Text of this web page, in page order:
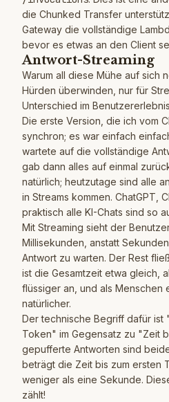
die Chunked Transfer
Gateway die vollständige
bevor es etwas an den Client
Antwort-Streaming
Warum all diese Mühe auf sich
Hürden überwinden, nur für
Unterschied im
Die erste Version, die ich vom
synchron; es war einfach
wartete auf die vollständige
gab dann alles auf einmal
natürlich; heutzutage sind alle
in Streams kommen. ChatGPT,
praktisch alle KI-Chats sind so
Mit Streaming sieht der
Millisekunden, anstatt
Antwort zu warten. Der Rest
ist die Gesamtzeit etwa gleich,
flüssiger an, und als Menschen
natürlicher.
Der technische Begriff dafür ist
Token" im Gegensatz zu "Zeit
gepufferte Antworten sind
beträgt die Zeit bis zum ersten
weniger als eine Sekunde.
zählt!